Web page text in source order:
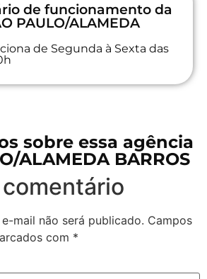
de funcionamento da
PAULO/ALAMEDA
de Segunda à Sexta das
sobre essa agência
ALAMEDA BARROS
mail não será publicado. Campos
com *